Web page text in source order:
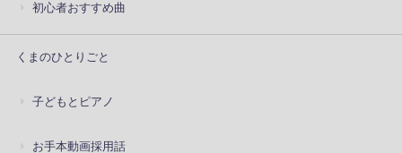
初心者おすすめ曲
くまのひとりごと
子どもとピアノ
お手本動画採用話